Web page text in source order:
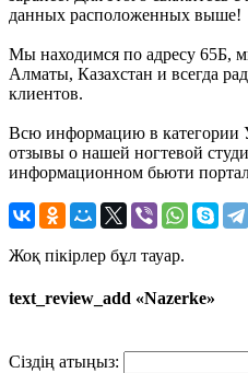
данных расположенных выше!
Мы находимся по адресу 65Б,
Алматы, Казахстан и всегда
клиентов.
Всю информацию в категории
отзывы о нашей ногтевой
информационном бьюти
Жоқ пікірлер бұл тауар.
text_review_add «Nazerke»
Сіздің атыңыз: